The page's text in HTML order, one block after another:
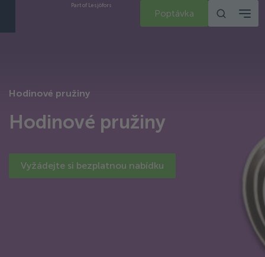
Part of Lesjöfors
Poptávka
Hodinové pružiny
Hodinové pružiny
Vyžádejte si bezplatnou nabídku